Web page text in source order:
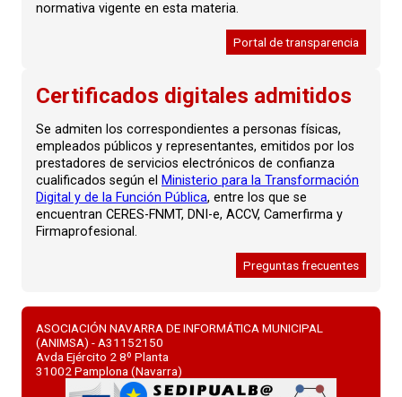
normativa vigente en esta materia.
Portal de transparencia
Certificados digitales admitidos
Se admiten los correspondientes a personas físicas,
empleados públicos y representantes, emitidos por los
prestadores de servicios electrónicos de confianza
cualificados según el Ministerio para la Transformación
Digital y de la Función Pública, entre los que se
encuentran CERES-FNMT, DNI-e, ACCV, Camerfirma y
Firmaprofesional.
Preguntas frecuentes
ASOCIACIÓN NAVARRA DE INFORMÁTICA MUNICIPAL
(ANIMSA) - A31152150
Avda Ejército 2 8º Planta
31002 Pamplona (Navarra)